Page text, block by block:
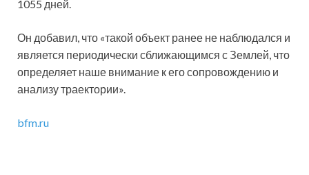
1055 дней.
Он добавил, что «такой объект ранее не наблюдался и
является периодически сближающимся с Землей, что
определяет наше внимание к его сопровождению и
анализу траектории».
bfm.ru